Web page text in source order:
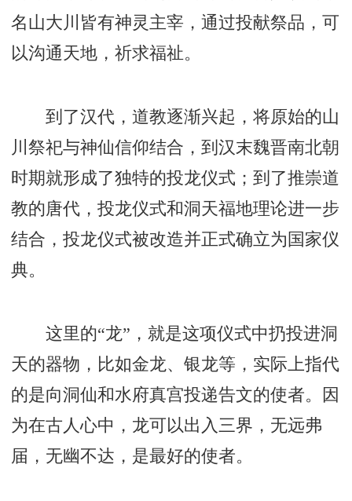
名山大川皆有神灵主宰，通过投献祭品，可
以沟通天地，祈求福祉。
到了汉代，道教逐渐兴起，将原始的山
川祭祀与神仙信仰结合，到汉末魏晋南北朝
时期就形成了独特的投龙仪式；到了推崇道
教的唐代，投龙仪式和洞天福地理论进一步
结合，投龙仪式被改造并正式确立为国家仪
典。
这里的“龙”，就是这项仪式中扔投进洞
天的器物，比如金龙、银龙等，实际上指代
的是向洞仙和水府真宫投递告文的使者。因
为在古人心中，龙可以出入三界，无远弗
届，无幽不达，是最好的使者。